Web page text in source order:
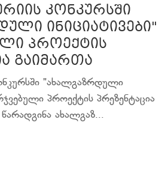
კონკურსში
ინიციატივები"
პროექტის
გაიმართა
"ახალგაზრდული
პროექტის პრეზენტაცია
ახალგაზ...